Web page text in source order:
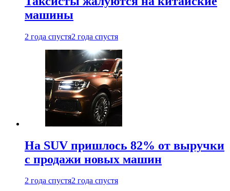
машины
2 года спустя2 года спустя
На SUV пришлось 82% от выручки
с продажи новых машин
2 года спустя2 года спустя